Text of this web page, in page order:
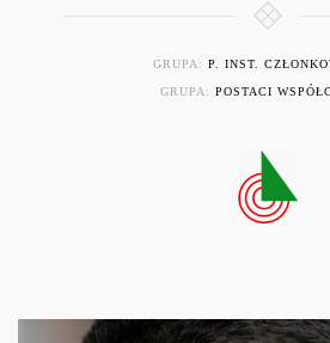
GRUPA: P. INST.
GRUPA: POSTACI